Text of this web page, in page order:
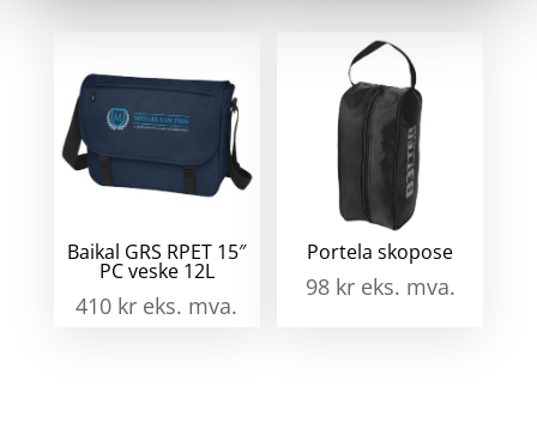
Baikal GRS RPET 15″
PC veske 12L
410 kr eks. mva.
Portela skopose
98 kr eks. mva.